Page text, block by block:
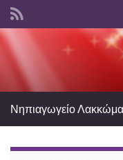
Search for:
Νηπιαγωγείο